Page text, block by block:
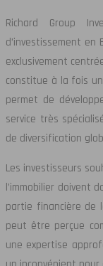
Richard Group
d’investissement en
exclusivement
constitue à la fois
permet de
service très
de diversification
Les investisseurs
l’immobilier doivent
partie financière de
peut être perçue
une expertise